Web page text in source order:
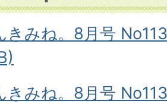
きみね。8月号
きみね。8月号